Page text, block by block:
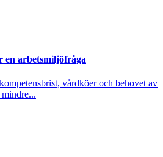
en arbetsmiljöfråga
vårdköer och behovet av